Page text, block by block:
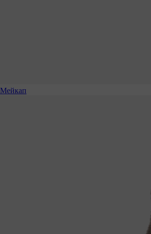
Мейкап